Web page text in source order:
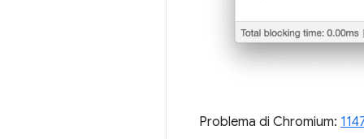
Problema di Chromium: